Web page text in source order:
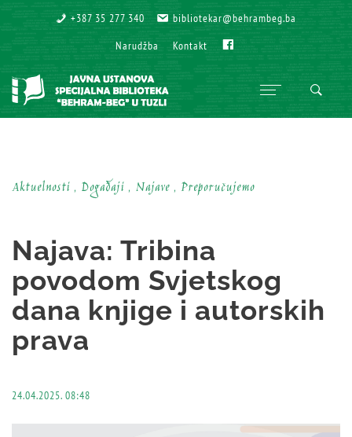
+387 35 277 340
+387 35 277 340 bibliotekar@behrambeg.ba
bibliotekar@behrambeg.ba
Narudžba
Narudžba Kontakt
Kontakt
Aktuelnosti , Događaji , Najave , Preporučujemo
Najava: Tribina
povodom Svjetskog
dana knjige i autorskih
prava
24.04.2025. 08:48